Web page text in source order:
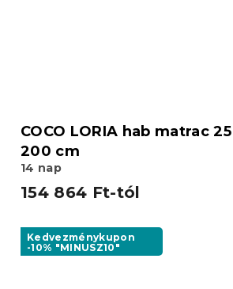
COCO LORIA hab matrac
200 cm
14 nap
154 864 Ft-tól
Kedvezménykupon
-10% "MINUSZ10"